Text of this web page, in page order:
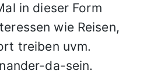
in dieser Form
wie Reisen,
treiben uvm.
da-sein.